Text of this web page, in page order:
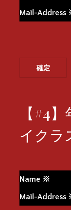
Mail-Address
【#4
イク
Name ※
Mail-Address